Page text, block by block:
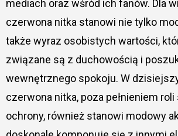
mediach oraz wśród ich fanów. Dla
czerwona nitka stanowi nie tylko
także wyraz osobistych wartości,
związane są z duchowością i
wewnętrznego spokoju. W
czerwona nitka, poza pełnieniem
ochrony, również stanowi modowy